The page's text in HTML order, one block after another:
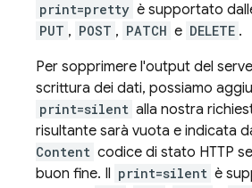
print=pretty è supportato
PUT , POST , PATCH e DELETE .
Per sopprimere l'output del
scrittura dei dati, possiamo
print=silent alla nostra
risultante sarà vuota e indicata
Content codice di stato HTTP
buon fine. Il print=silent è